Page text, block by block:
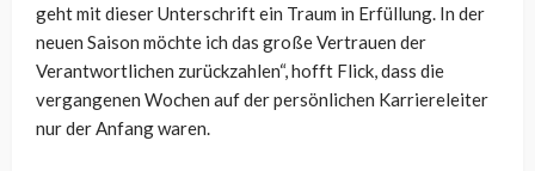
geht mit dieser Unterschrift ein Traum in Erfüllung. In der
neuen Saison möchte ich das große Vertrauen der
Verantwortlichen zurückzahlen“, hofft Flick, dass die
vergangenen Wochen auf der persönlichen Karriereleiter
nur der Anfang waren.